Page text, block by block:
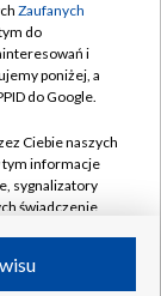
Zaufanych
do
i
poniżej, a
do Google.
Ciebie naszych
tym informacje
sygnalizatory
świadczenie